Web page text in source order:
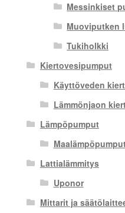
Messinkiset
Muoviputken
Tukiholkki
Kiertovesipumput
Käyttöveden
Lämmönjaon
Lämpöpumput
Lattialämmitys
Uponor
Mittarit ja